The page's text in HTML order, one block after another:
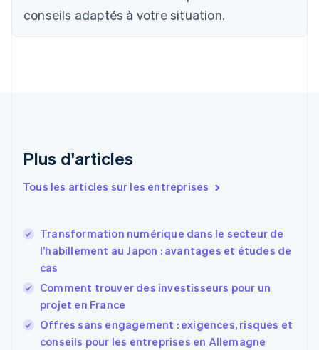
conseils adaptés à votre situation.
Plus d'articles
Tous les articles sur les entreprises
Transformation numérique dans le secteur de
l’habillement au Japon : avantages et études de
cas
Comment trouver des investisseurs pour un
projet en France
Offres sans engagement : exigences, risques et
conseils pour les entreprises en Allemagne
Chine continentale
Espagne
Estonie
EnglishEspañol简体中文
Finlande
English
FrançaisEnglish
Gibraltar
English
Grèce